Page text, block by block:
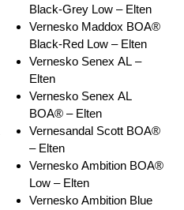
Black-Grey Low – Elten
Vernesko Maddox BOA®
Black-Red Low – Elten
Vernesko Senex AL –
Elten
Vernesko Senex AL
BOA® – Elten
Vernesandal Scott BOA®
– Elten
Vernesko Ambition BOA®
Low – Elten
Vernesko Ambition Blue